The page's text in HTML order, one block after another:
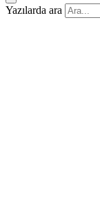
Yazılarda ara